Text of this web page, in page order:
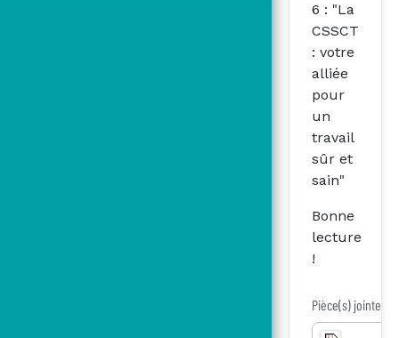
6 : "La
CSSCT
: votre
alliée
pour
un
travail
sûr et
sain"
Bonne
lecture
!
Pièce(s) jointe(s)